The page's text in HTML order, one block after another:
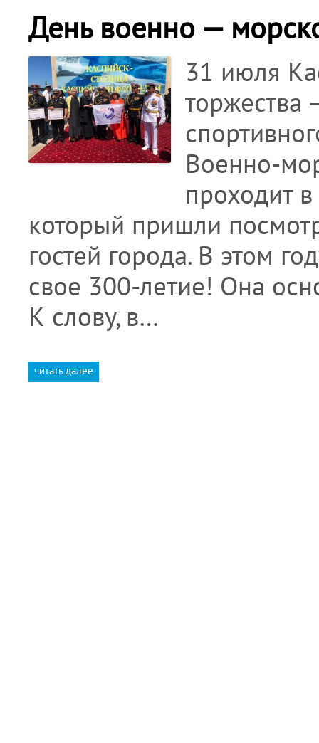
День военно —
31 июля
торжества
Военно-
проходит
который пришли
гостей города. В этом
свое 300-летие! Она
К слову, в…
читать далее